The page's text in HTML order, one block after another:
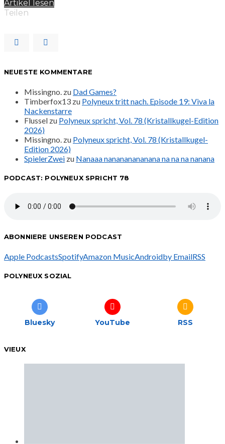
Artikel lesen
Teilen
NEUESTE KOMMENTARE
Missingno. zu Dad Games?
Timberfox13 zu Polyneux tritt nach. Episode 19: Viva la
Nackenstarre
Flussel zu Polyneux spricht, Vol. 78 (Kristallkugel-Edition
2026)
Missingno. zu Polyneux spricht, Vol. 78 (Kristallkugel-
Edition 2026)
SpielerZwei zu Nanaaa nanananananana na na na nanana
PODCAST: POLYNEUX SPRICHT 78
ABONNIERE UNSEREN PODCAST
Apple PodcastsSpotifyAmazon MusicAndroidby EmailRSS
POLYNEUX SOZIAL
Bluesky YouTube RSS
VIEUX